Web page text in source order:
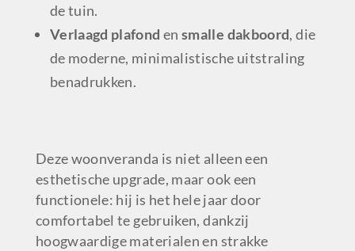
de tuin.
Verlaagd plafond ensmalle dakboord, die
de moderne, minimalistische uitstraling
benadrukken.
Deze woonveranda is niet alleen een
esthetische upgrade, maar ook een
functionele: hij is het hele jaar door
comfortabel te gebruiken, dankzij
hoogwaardige materialen en strakke